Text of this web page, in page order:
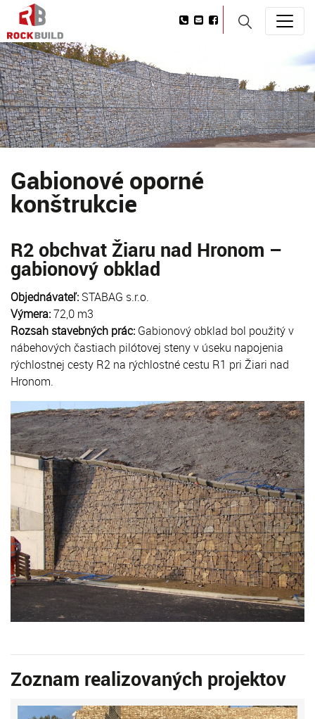
Gabionové oporné
konštrukcie
R2 obchvat Žiaru nad Hronom –
gabionový obklad
Objednávateľ: STABAG s.r.o.
Výmera:72,0 m3
Rozsah stavebných prác: Gabionový obklad bol použitý v
nábehových častiach pilótovej steny v úseku napojenia
rýchlostnej cesty R2 na rýchlostné cestu R1 pri Žiari nad
Hronom.
Zoznam realizovaných projektov